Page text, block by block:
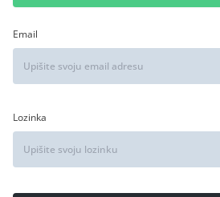
Email
Lozinka